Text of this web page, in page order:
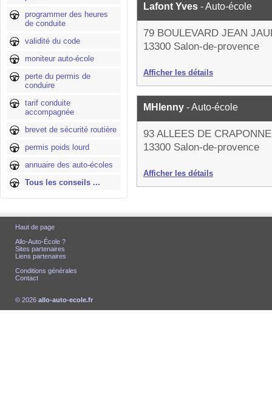
programmer des heures
de conduite
validité du code
moniteur auto-école
perte du permis de
conduire
tarif conduite
accompagnée
brevet de sécurité routière
permis poids lourd
annuaire des auto-écoles
Tous les conseils ...
Lafont Yves - Auto-école
79 BOULEVARD JEAN
13300 Salon-de-provence
Afficher les détails
MHlenny - Auto-école
93 ALLEES DE CRAPONNE
13300 Salon-de-provence
Afficher les détails
Haut de page
Allo-Auto-École ?
Sites partenaires
Liens partenaires
Conditions générales
Contact
© 2026 allo-auto-ecole.fr